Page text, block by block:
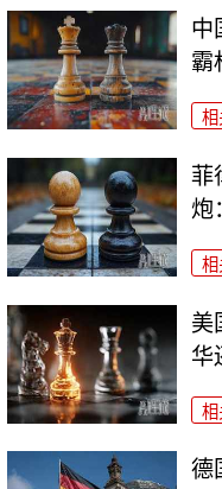
中
霸
相
菲
炮
相
美
华
相
德